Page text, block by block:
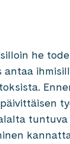
he
antaa